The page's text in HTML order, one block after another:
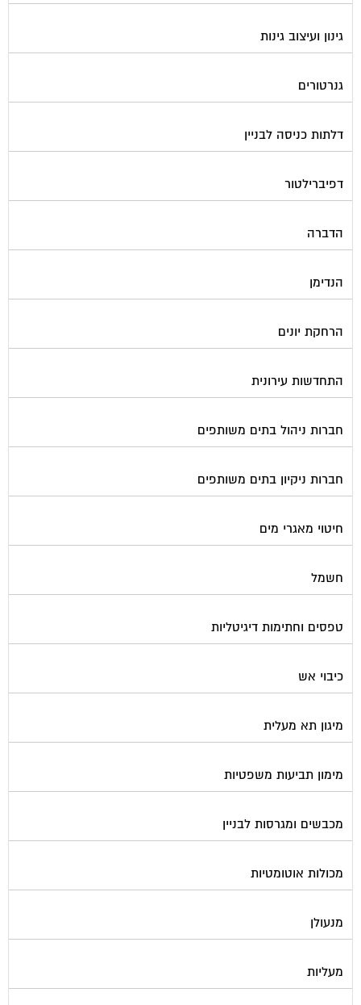
גינון ועיצוב גינות
גנרטורים
דלתות כניסה לבניין
דפיברילטור
הדברה
הנדימן
הרחקת יונים
התחדשות עירונית
חברות ניהול בתים משותפים
חברות ניקיון בתים משותפים
חיטוי מאגרי מים
חשמל
טפסים וחתימות דיגיטליות
כיבוי אש
מיגון תא מעלית
מימון תביעות משפטיות
מכבשים ומגרסות לבניין
מכולות אוטומטיות
מנעולן
מעליות